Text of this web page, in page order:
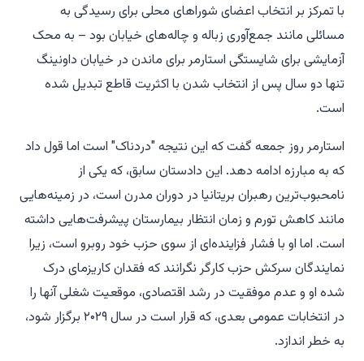
با تمرکز بر انتخاب اعضای شوراهای محلی برای رسیدگی به
مسائلی مانند جمع‌آوری زباله و چاله‌های خیابان بود – به محک
آزمایشی برای شایستگی استارمر برای ماندن در خیابان داونینگ
تنها دو سال پس از انتخاب شدن با اکثریت قاطع تبدیل شده
است.
استارمر روز جمعه گفت که این نتیجه "دردناک" است اما قول داد
که به مبارزه ادامه دهد. این دادستان سابق، که یکی از
نامحبوب‌ترین رهبران بریتانیا در دوران مدرن است، در زمینه‌هایی
مانند کاهش تورم و زمان انتظار بیمارستان پیشرفت‌هایی داشته
است. اما او با فشار فزاینده‌ای از سوی حزب خود روبرو است، زیرا
نمایندگان سرکش حزب کارگر نگرانند که فقدان کاریزمای درک
شده او و عدم موفقیت در رشد اقتصادی، موقعیت شغلی آنها را
در انتخابات عمومی بعدی، که قرار است در سال ۲۰۲۹ برگزار شود،
به خطر اندازد.